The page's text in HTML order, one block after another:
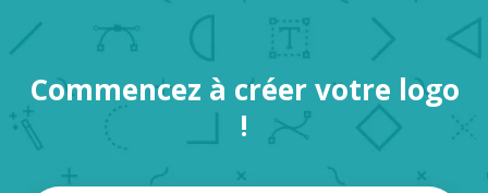
Commencez à créer votre logo
!